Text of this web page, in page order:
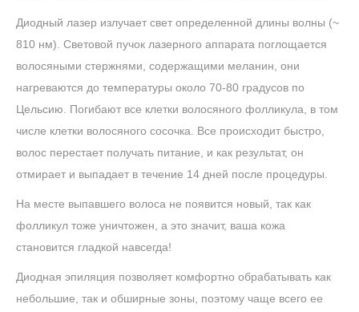
Диодный лазер излучает свет определенной длины волны (~
810 нм). Световой пучок лазерного аппарата поглощается
волосяными стержнями, содержащими меланин, они
нагреваются до температуры около 70-80 градусов по
Цельсию. Погибают все клетки волосяного фолликула, в том
числе клетки волосяного сосочка. Все происходит быстро,
волос перестает получать питание, и как результат, он
отмирает и выпадает в течение 14 дней после процедуры.
На месте выпавшего волоса не появится новый, так как
фолликул тоже уничтожен, а это значит, ваша кожа
становится гладкой навсегда!
Диодная эпиляция позволяет комфортно обрабатывать как
небольшие, так и обширные зоны, поэтому чаще всего ее